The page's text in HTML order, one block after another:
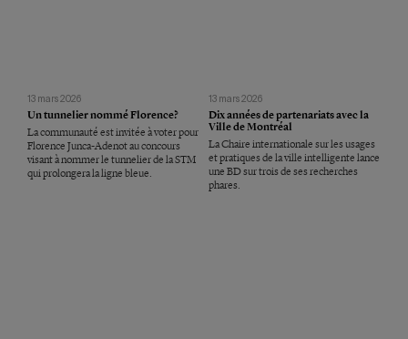
13 mars 2026
Un tunnelier nommé Florence?
La communauté est invitée à voter pour
Florence Junca-Adenot au concours
visant à nommer le tunnelier de la STM
qui prolongera la ligne bleue.
13 mars 2026
Dix années de partenariats avec la
Ville de Montréal
La Chaire internationale sur les usages
et pratiques de la ville intelligente lance
une BD sur trois de ses recherches
phares.